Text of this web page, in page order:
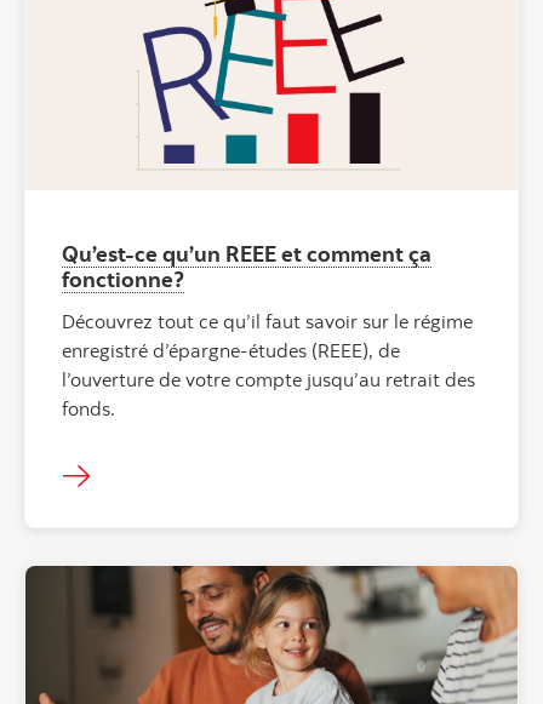
Qu’est-ce qu’un REEE et comment ça
fonctionne?
Découvrez tout ce qu’il faut savoir sur le régime
enregistré d’épargne-études (REEE), de
l’ouverture de votre compte jusqu’au retrait des
fonds.